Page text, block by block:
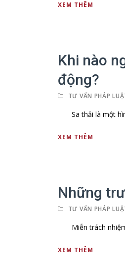
XEM THÊM
Khi nào
động?
TƯ VẤN PHÁP
Sa thải là một
XEM THÊM
Những
TƯ VẤN PHÁP
Miễn trách nhiệm
XEM THÊM